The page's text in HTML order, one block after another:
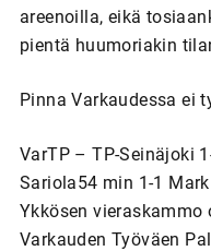
areenoilla, eikä
pientä huumoriakin
Pinna Varkaudessa ei
VarTP – TP-Seinäjoki
Sariola54 min 1-1
Ykkösen
Varkauden Työväen